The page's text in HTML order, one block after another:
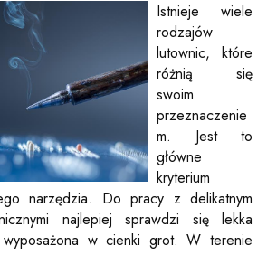
Istnieje wiele
rodzajów
lutownic, które
różnią się
swoim
przeznaczenie
m. Jest to
główne
kryterium
narzędzia. Do pracy z delikatnym
najlepiej sprawdzi się lekka
w cienki grot. W terenie